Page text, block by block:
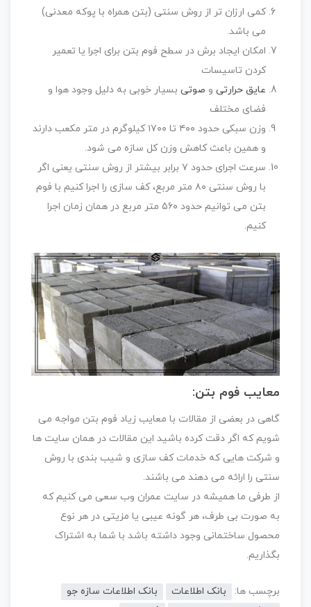
کمی ارزان تر از روش سنتی (بتن همراه با پوکه معدنی)
می باشد.
امکان ایجاد برش در سطح فوم بتن برای اجرا یا تعمیر
کردن تاسیسات
عایق حرارتی و صوتی بسیار خوبی به دلیل وجود هوا و
فضای مختلف
وزن سبکی حدود ۴۰۰ تا ۱۷۰۰ کیلوگرم در متر مکعب دارند
و همین باعث کاهش وزن کل سازه می شود.
سرعت اجرای حدود ۷ برابر بیشتر از روش سنتی یعنی اگر
با روش سنتی ۸۰ متر مربع، کف سازی را اجرا کنیم با فوم
بتن می توانیم حدود ۵۶۰ متر مربع در همان زمان اجرا
کنیم.
معایب فوم بتن:
گاهی در بعضی از مقالات با معایب زیاد فوم بتن مواجه می
شویم که اگر دقت کرده باشید این مقالات در همان سایت ها
و شرکت هایی که خدمات کف سازی و شیب بندی با روش
سنتی را ارائه می دهند می باشند.
از طرفی ما همیشه در سایت عمران وب سعی می کنیم که
به صورت بی طرف، هر گونه عیبی یا مزیتی در هر نوع
محصول ساختمانی وجود داشته باشد با شما به اشتراک
بگذاریم.
برچسب ها: بانک اطلاعات
بانک اطلاعات سازه جو